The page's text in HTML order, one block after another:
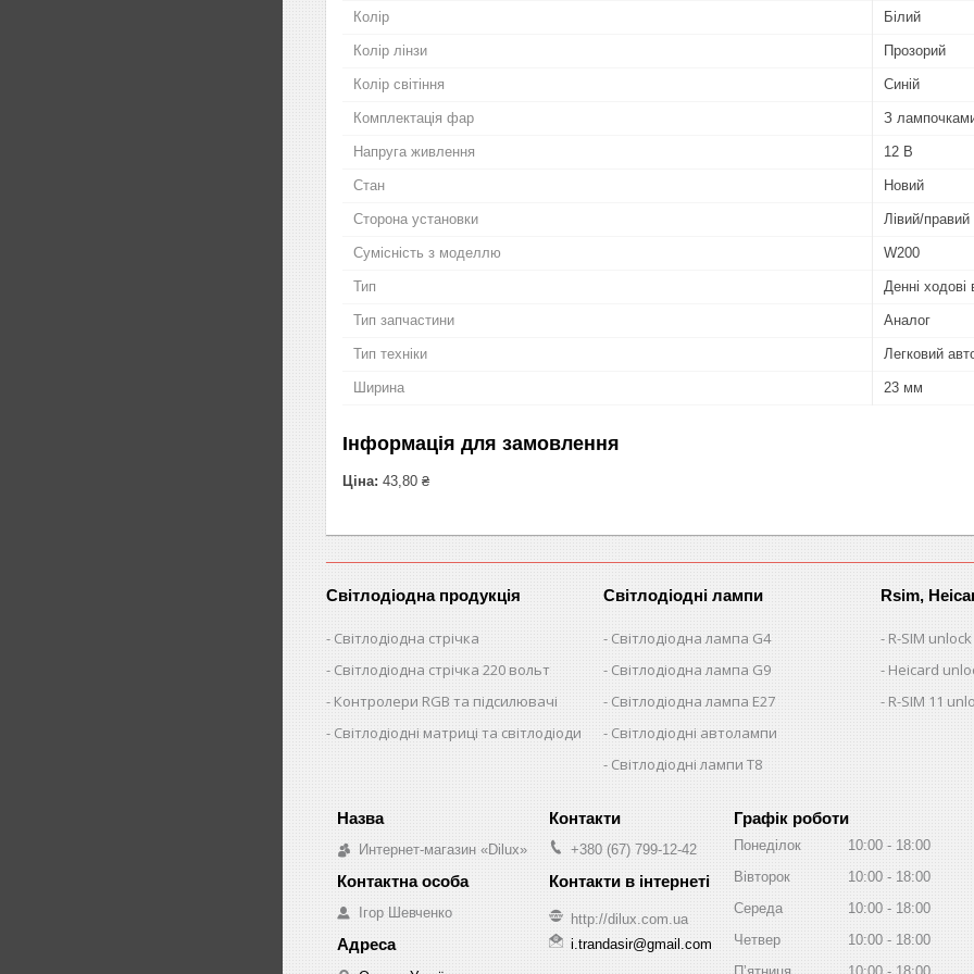
Колір Білий
Колір лінзи Прозорий
Колір світіння Синій
Комплектація фар З
Напруга живлення 12 В
Стан Новий
Сторона установки Лівий/правий
Сумісність з моделлю W200
Тип Денні ходові
Тип запчастини Аналог
Тип техніки Легковий
Ширина 23 мм
Інформація для замовлення
Ціна: 43,80 ₴
Світлодіодна продукція
Світлодіодна стрічка
Світлодіодна стрічка 220 вольт
Контролери RGB та підсилювачі
Світлодіодні матриці та світлодіоди
Світлодіодні лампи
Світлодіодна лампа G4
Світлодіодна лампа G9
Світлодіодна лампа E27
Світлодіодні автолампи
Світлодіодні лампи T8
Rsim,
R-SIM unlock
Heicard
R-SIM 11
Интернет-магазин «Dilux»
Ігор Шевченко
+380 (67) 799-12-42
http://dilux.com.ua
i.trandasir@gmail.com
Графік роботи
Понеділок 10:00
18:00
Вівторок
10:00
18:00
Середа
10:00
18:00
Четвер
10:00
18:00